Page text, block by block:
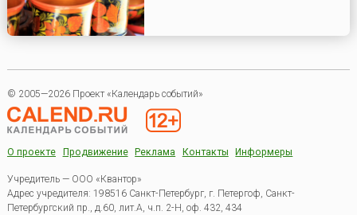
© 2005—2026 Проект «Календарь событий»
О проекте Продвижение Реклама Контакты Информеры
Учредитель — ООО «Квантор»
Адрес учредителя: 198516 Санкт-Петербург, г. Петергоф, Санкт-
Петербургский пр., д.60, лит.А, ч.п. 2-Н, оф. 432, 434